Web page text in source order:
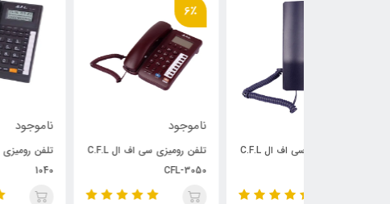
تلفن رومیزی سی اف ال C.F.L
تلفن رومیزی سی اف ال CFL